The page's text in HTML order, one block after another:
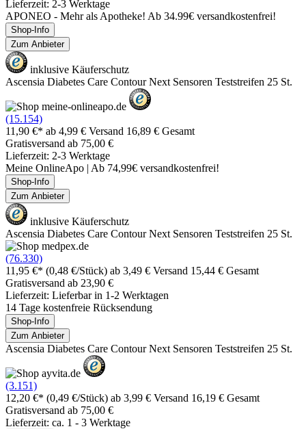
Lieferzeit: 2-3 Werktage
APONEO - Mehr als Apotheke! Ab 34.99€ versandkostenfrei!
Shop-Info
Zum Anbieter
inklusive Käuferschutz
Ascensia Diabetes Care Contour Next Sensoren Teststreifen 25 St.
(15.154)
11,90 €* ab 4,99 € Versand 16,89 € Gesamt
Gratisversand ab 75,00 €
Lieferzeit: 2-3 Werktage
Meine OnlineApo | Ab 74,99€ versandkostenfrei!
Shop-Info
Zum Anbieter
inklusive Käuferschutz
Ascensia Diabetes Care Contour Next Sensoren Teststreifen 25 St.
(76.330)
11,95 €* (0,48 €/Stück) ab 3,49 € Versand 15,44 € Gesamt
Gratisversand ab 23,90 €
Lieferzeit: Lieferbar in 1-2 Werktagen
14 Tage kostenfreie Rücksendung
Shop-Info
Zum Anbieter
Ascensia Diabetes Care Contour Next Sensoren Teststreifen 25 St.
(3.151)
12,20 €* (0,49 €/Stück) ab 3,99 € Versand 16,19 € Gesamt
Gratisversand ab 75,00 €
Lieferzeit: ca. 1 - 3 Werktage